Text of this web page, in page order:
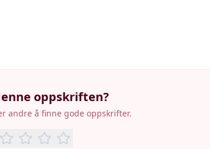
oppskriften?
andre å finne gode oppskrifter.